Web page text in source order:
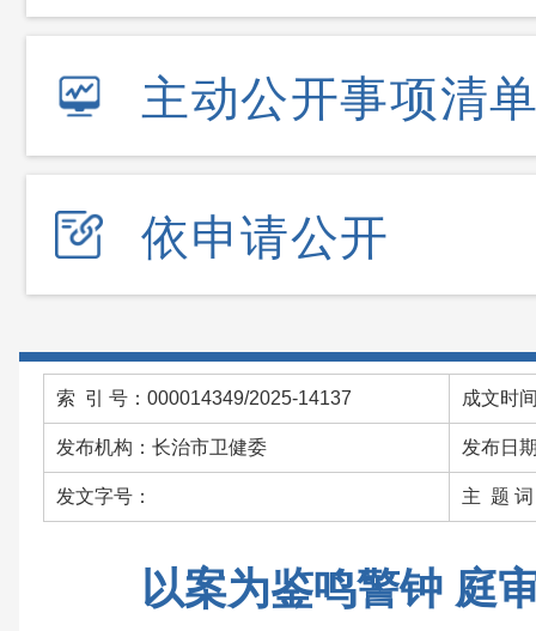
主动公开事项清
依申请公开
索 引 号：000014349/2025-14137 成文时
发布机构：长治市卫健委 发布日
发文字号： 主 题 词
以案为鉴鸣警钟 庭